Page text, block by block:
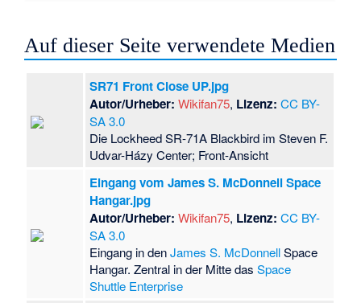
Auf dieser Seite verwendete Medien
SR71 Front Close UP.jpg
Autor/Urheber: Wikifan75, Lizenz: CC BY-
SA 3.0
Die Lockheed SR-71A Blackbird im Steven F.
Udvar-Házy Center; Front-Ansicht
Eingang vom James S. McDonnell Space
Hangar.jpg
Autor/Urheber: Wikifan75, Lizenz: CC BY-
SA 3.0
Eingang in denJames S. McDonnellSpace
Hangar. Zentral in der Mitte dasSpace
Shuttle Enterprise